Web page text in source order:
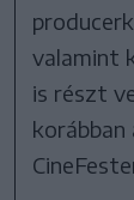
valamint
is részt